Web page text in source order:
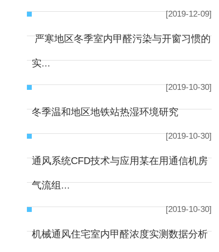
[2019-12-09]
严寒地区冬季室内甲醛污染与开窗习惯的
实...
[2019-10-30]
冬季温和地区地铁站热湿环境研究
[2019-10-30]
通风系统CFD技术与应用某在用通信机房
气流组...
[2019-10-30]
机械通风住宅室内甲醛浓度实测数据分析